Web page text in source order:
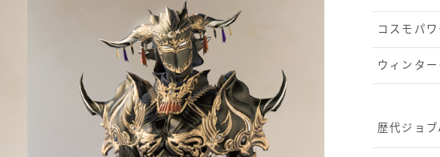
マスク
フルフェイス
コスモパ
ウィンタ
歴代ジョブ